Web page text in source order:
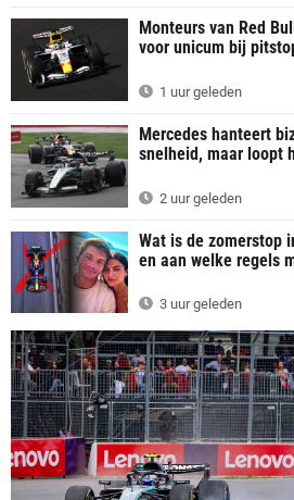
Monteurs van Red
voor unicum bij
1 uur geleden
Mercedes hanteert
snelheid, maar loopt
2 uur geleden
Wat is de zomerstop
en aan welke regels
3 uur geleden